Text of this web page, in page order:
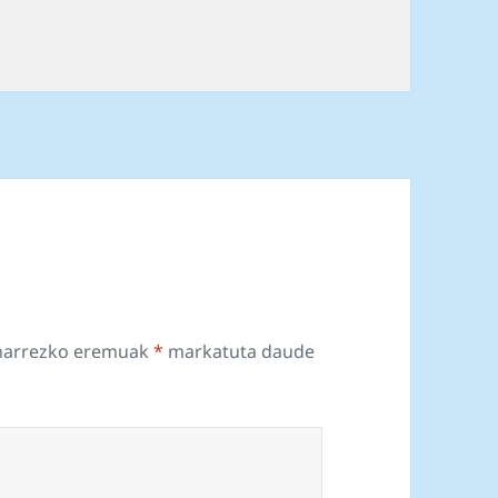
eremuak* markatuta daude